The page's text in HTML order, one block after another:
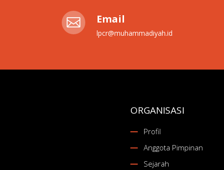
 Email
lpcr@muhammadiyah.id
ORGANISASI
Profil
Anggota Pimpinan
Sejarah